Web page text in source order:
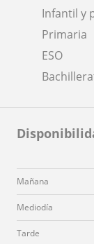
Infantil y
Primaria
ESO
Mañana
Mediodía
Tarde